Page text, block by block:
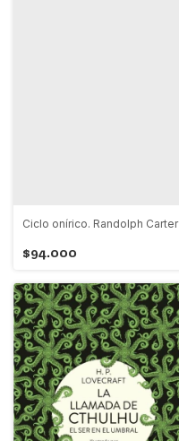
Ciclo onírico. Randolph Carter
$94.000